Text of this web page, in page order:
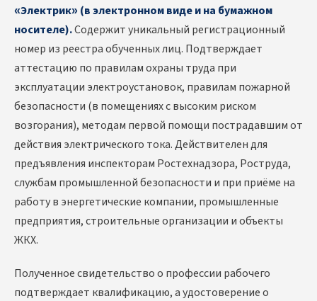
«Электрик» (в электронном виде и на бумажном
носителе).Содержит уникальный регистрационный
номер из реестра обученных лиц. Подтверждает
аттестацию по правилам охраны труда при
эксплуатации электроустановок, правилам пожарной
безопасности (в помещениях с высоким риском
возгорания), методам первой помощи пострадавшим от
действия электрического тока. Действителен для
предъявления инспекторам Ростехнадзора, Роструда,
службам промышленной безопасности и при приёме на
работу в энергетические компании, промышленные
предприятия, строительные организации и объекты
ЖКХ.
Полученное свидетельство о профессии рабочего
подтверждает квалификацию, а удостоверение о